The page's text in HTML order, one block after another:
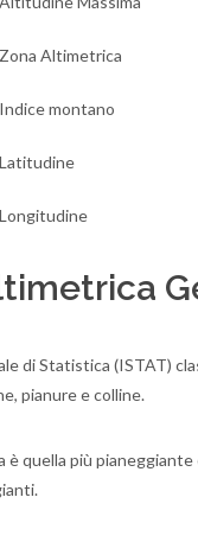
Zona Altimetrica
Indice montano
Latitudine
Longitudine
di Statistica (ISTAT)
pianure e colline.
è quella più